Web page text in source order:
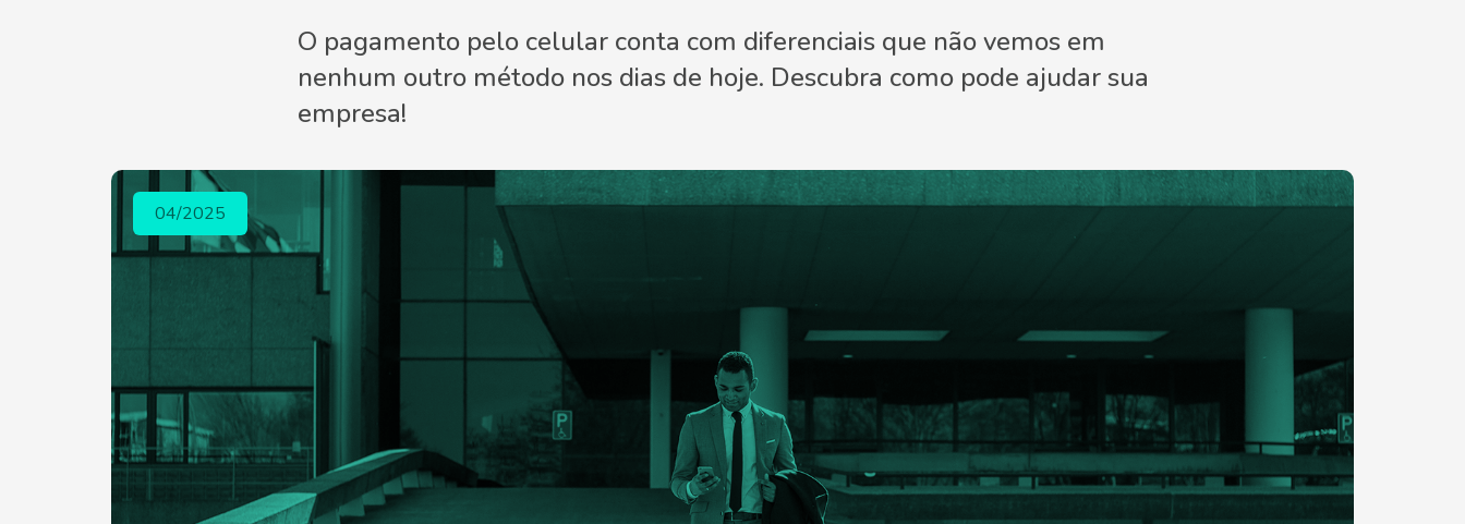
O pagamento pelo celular conta com diferenciais que não vemos em
nenhum outro método nos dias de hoje. Descubra como pode ajudar sua
empresa!
04/2025